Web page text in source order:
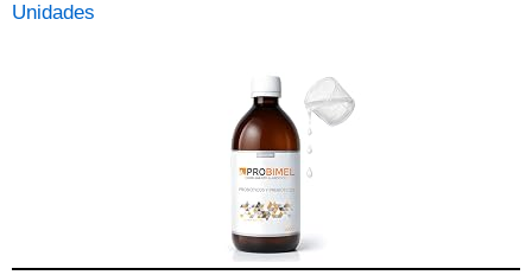
Unidades